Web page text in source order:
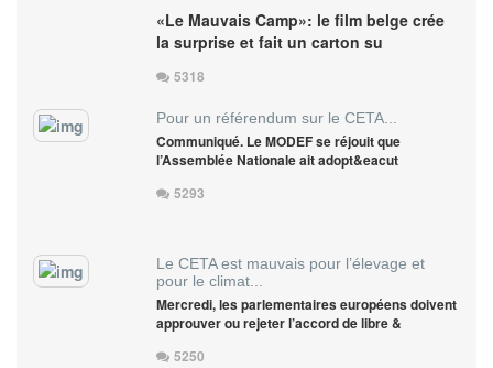
«Le Mauvais Camp»: le film belge crée
la surprise et fait un carton su
5318
Pour un référendum sur le CETA...
Communiqué. Le MODEF se réjouit que
l’Assemblée Nationale ait adopt&eacut
5293
Le CETA est mauvais pour l’élevage et
pour le climat...
Mercredi, les parlementaires européens doivent
approuver ou rejeter l’accord de libre &
5250